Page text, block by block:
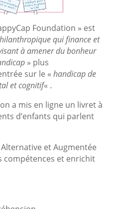
Foundation » est
qui finance et
à amener du bonheur
» plus
sur le « handicap de
et cognitif« .
a mis en ligne un livret à
d’enfants qui parlent
et Augmentée
compétences et enrichit